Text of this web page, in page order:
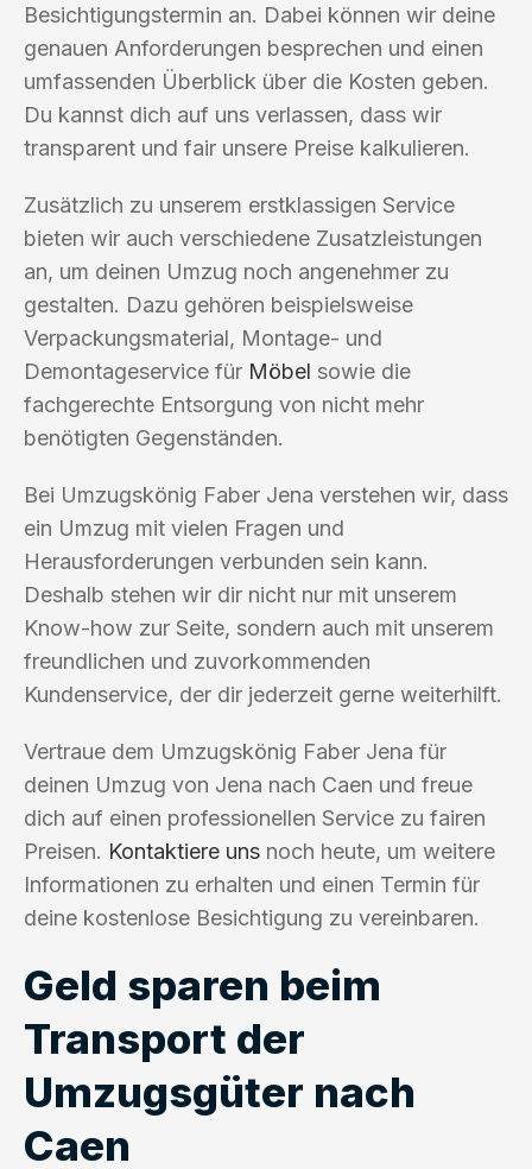
Besichtigungstermin an. Dabei können wir deine
genauen Anforderungen besprechen und einen
umfassenden Überblick über die Kosten geben.
Du kannst dich auf uns verlassen, dass wir
transparent und fair unsere Preise kalkulieren.
Zusätzlich zu unserem erstklassigen Service
bieten wir auch verschiedene Zusatzleistungen
an, um deinen Umzug noch angenehmer zu
gestalten. Dazu gehören beispielsweise
Verpackungsmaterial, Montage- und
Demontageservice für Möbel sowie die
fachgerechte Entsorgung von nicht mehr
benötigten Gegenständen.
Bei Umzugskönig Faber Jena verstehen wir, dass
ein Umzug mit vielen Fragen und
Herausforderungen verbunden sein kann.
Deshalb stehen wir dir nicht nur mit unserem
Know-how zur Seite, sondern auch mit unserem
freundlichen und zuvorkommenden
Kundenservice, der dir jederzeit gerne weiterhilft.
Vertraue dem Umzugskönig Faber Jena für
deinen Umzug von Jena nach Caen und freue
dich auf einen professionellen Service zu fairen
Preisen. Kontaktiere uns noch heute, um weitere
Informationen zu erhalten und einen Termin für
deine kostenlose Besichtigung zu vereinbaren.
Geld sparen beim
Transport der
Umzugsgüter nach
Caen